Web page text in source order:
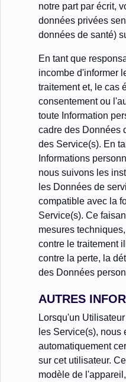
notre part par écrit,
données privées
données de santé)
En tant que
incombe d'informer
traitement et, le cas
consentement ou
toute Information
cadre des Données
des Service(s). En
Informations
nous suivons les
les Données de
compatible avec la
Service(s). Ce
mesures
contre le traitement
contre la perte, la
des Données
AUTRES
Lorsqu'un
les Service(s), nous
automatiquement
sur cet utilisateur.
modèle de